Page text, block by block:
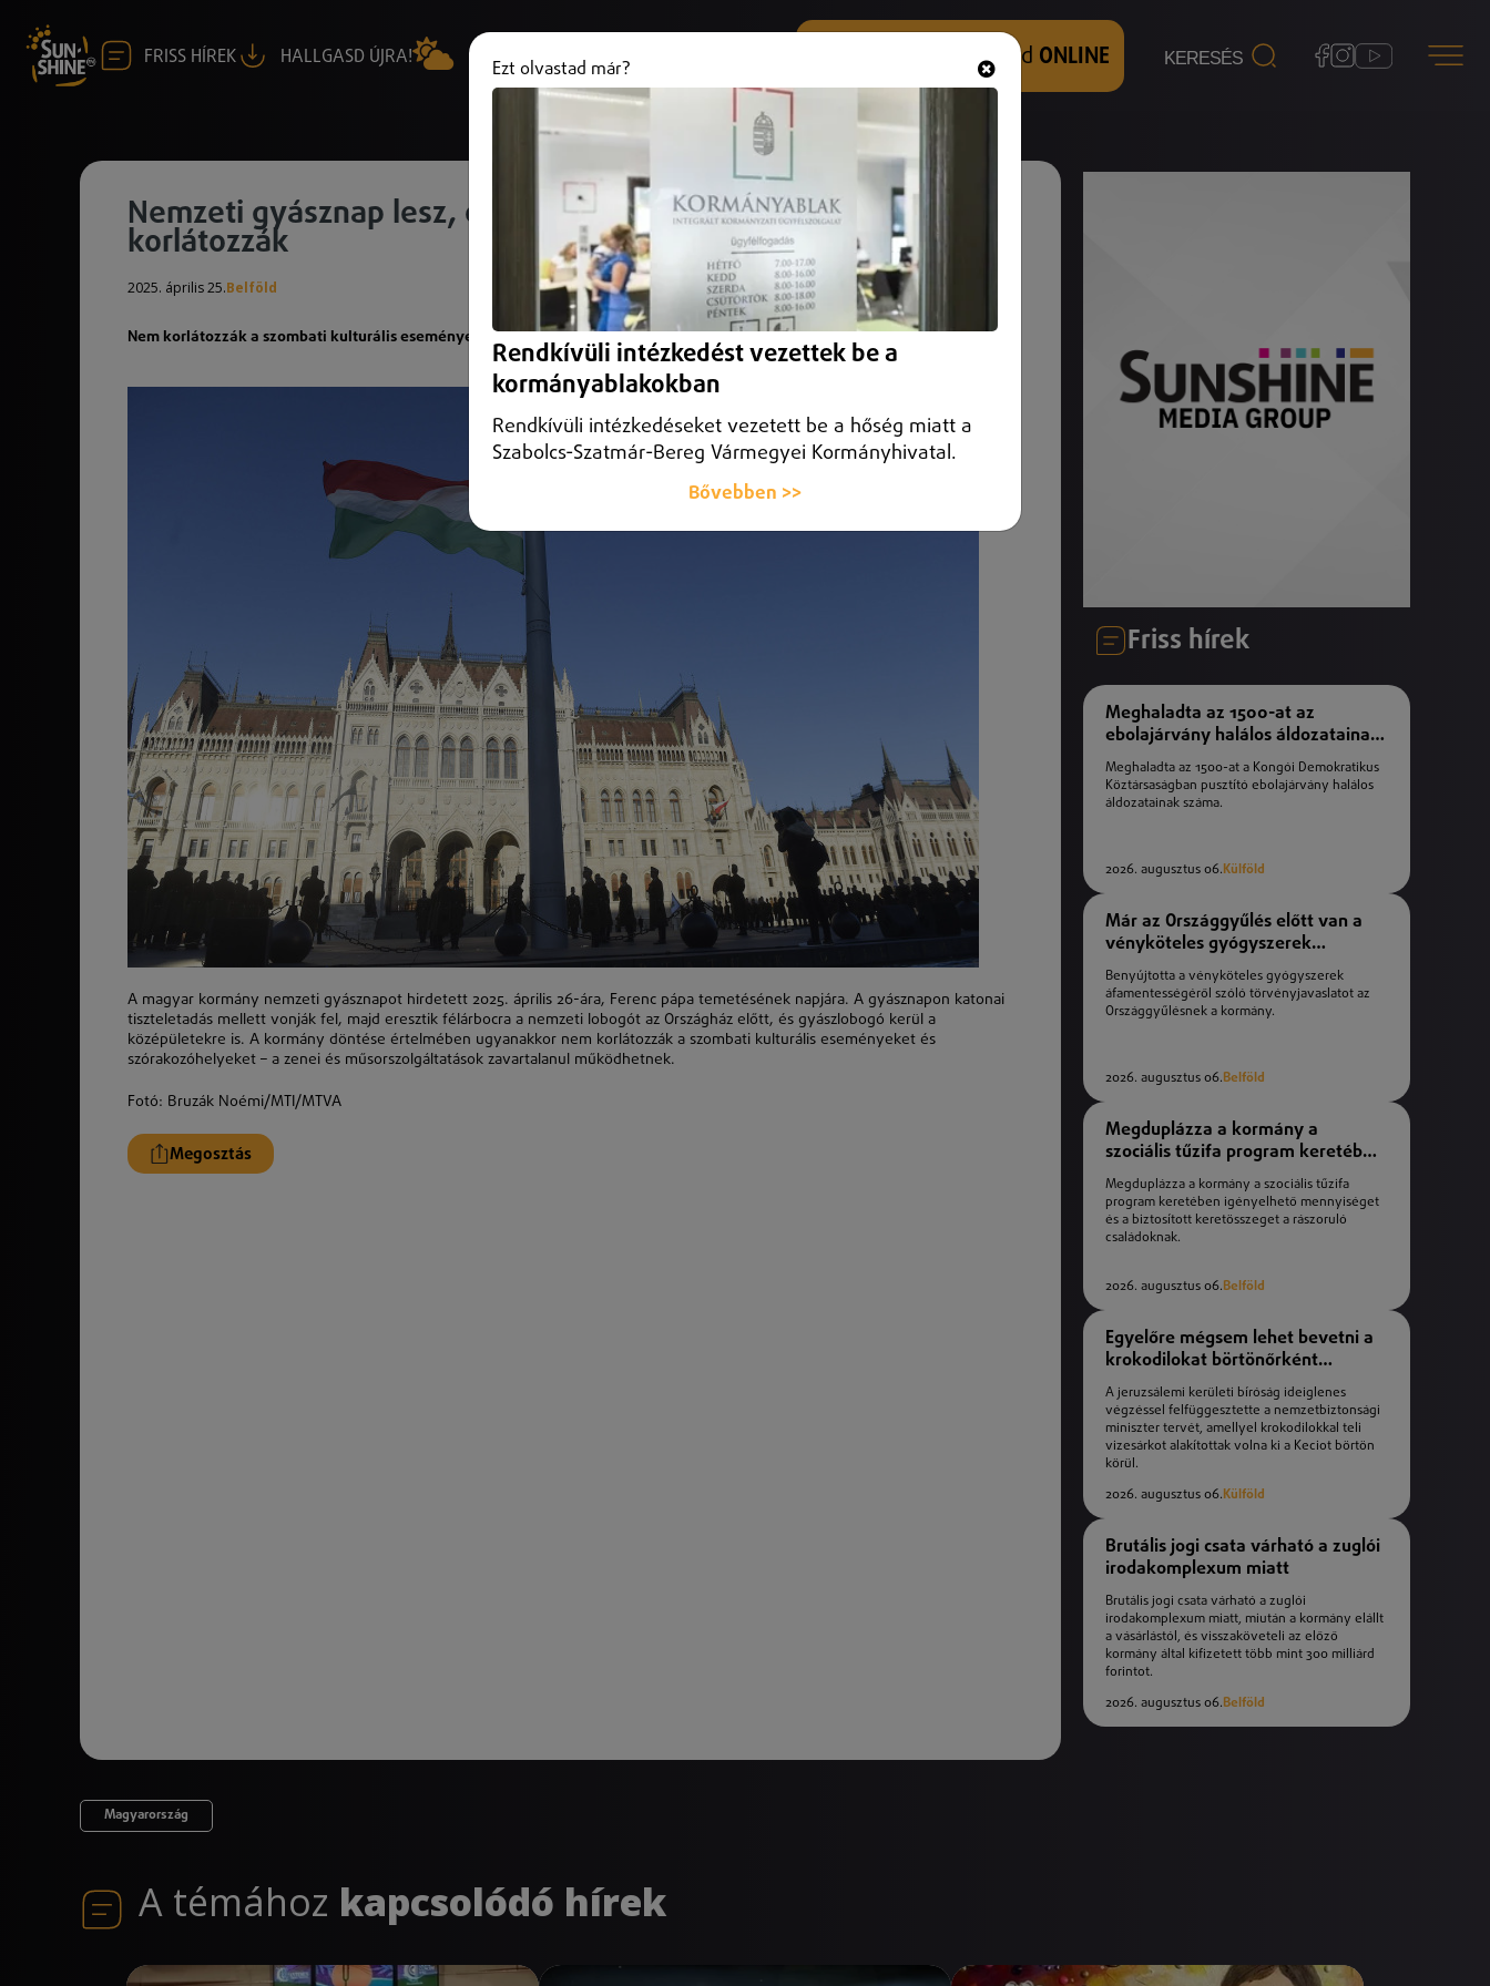
FRISS HÍREK HALLGASD ÚJRA! +36 (20) 316 3000 Hallgasd és nézd ONLINE
Nemzeti gyásznap lesz, de a kulturális programokat nem
korlátozzák
2025. április 25.Belföld
Nem korlátozzák a szombati kulturális eseményeket és szórakozóhelyeket.
A magyar kormány nemzeti gyásznapot hirdetett 2025. április 26-ára, Ferenc pápa temetésének napjára. A gyásznapon katonai
tiszteletadás mellett vonják fel, majd eresztik félárbocra a nemzeti lobogót az Országház előtt, és gyászlobogó kerül a
középületekre is. A kormány döntése értelmében ugyanakkor nem korlátozzák a szombati kulturális eseményeket és
szórakozóhelyeket – a zenei és műsorszolgáltatások zavartalanul működhetnek.
Fotó: Bruzák Noémi/MTI/MTVA
Megosztás
Friss hírek
Meghaladta az 1500-at az
ebolajárvány halálos áldozatainak
száma
Meghaladta az 1500-at a Kongói Demokratikus
Köztársaságban pusztító ebolajárvány halálos
áldozatainak száma.
2026. augusztus 06. Külföld
Már az Országgyűlés előtt van a
vényköteles gyógyszerek
áfamentességéről szóló
törvényjavaslat
Benyújtotta a vényköteles gyógyszerek
áfamentességéről szóló törvényjavaslatot az
Országgyűlésnek a kormány.
2026. augusztus 06.Belföld
Megduplázza a kormány a
szociális tűzifa program keretében
igényelhető mennyiséget
Megduplázza a kormány a szociális tűzifa
program keretében igényelhető mennyiséget
és a biztosított keretösszeget a rászoruló
családoknak.
2026. augusztus 06.Belföld
Egyelőre mégsem lehet bevetni a
krokodilokat börtönőrként
Izraelben
A jeruzsálemi kerületi bíróság ideiglenes
végzéssel felfüggesztette a nemzetbiztonsági
miniszter tervét, amellyel krokodilokkal teli
vizesárkot alakítottak volna ki a Keciot börtön
körül.
2026. augusztus 06. Külföld
Brutális jogi csata várható a zuglói
irodakomplexum miatt
Brutális jogi csata várható a zuglói
irodakomplexum miatt, miután a kormány elállt
a vásárlástól, és visszaköveteli az előző
kormány által kifizetett több mint 300 milliárd
forintot.
2026. augusztus 06.Belföld
Magyarország
A témához kapcsolódó hírek
Ezt olvastad már?
Rendkívüli intézkedést vezettek be a
kormányablakokban
Rendkívüli intézkedéseket vezetett be a hőség miatt a
Szabolcs-Szatmár-Bereg Vármegyei Kormányhivatal.
Bővebben >>